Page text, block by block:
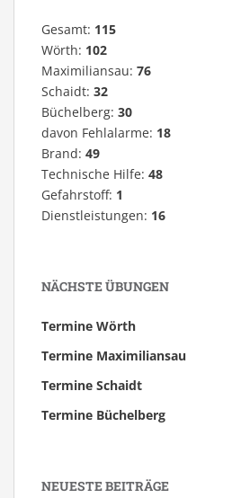
Gesamt: 115
Wörth: 102
Maximiliansau: 76
Schaidt: 32
Büchelberg: 30
davon Fehlalarme: 18
Brand: 49
Technische Hilfe: 48
Gefahrstoff: 1
Dienstleistungen: 16
NÄCHSTE ÜBUNGEN
Termine Wörth
Termine Maximiliansau
Termine Schaidt
Termine Büchelberg
NEUESTE BEITRÄGE